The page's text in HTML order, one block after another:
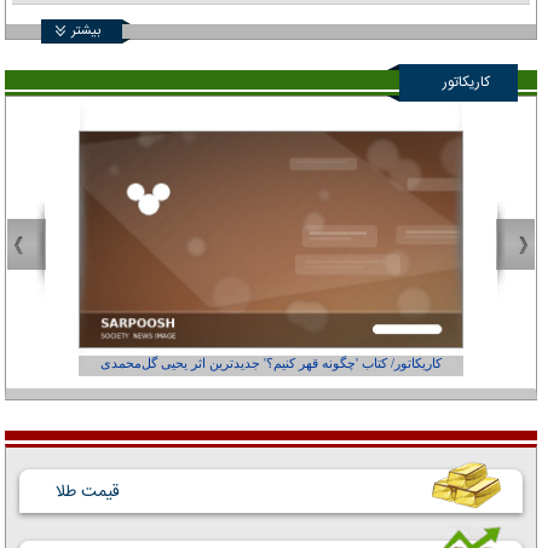
بیشتر
کاریکاتور
کاریکاتور/ کتاب 'چگونه قهر کنیم؟' جدیدترین اثر یحیی گل‌محمدی
قیمت طلا